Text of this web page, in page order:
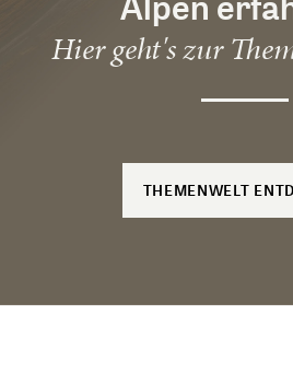
Hier geht's zur
THEMENWELT